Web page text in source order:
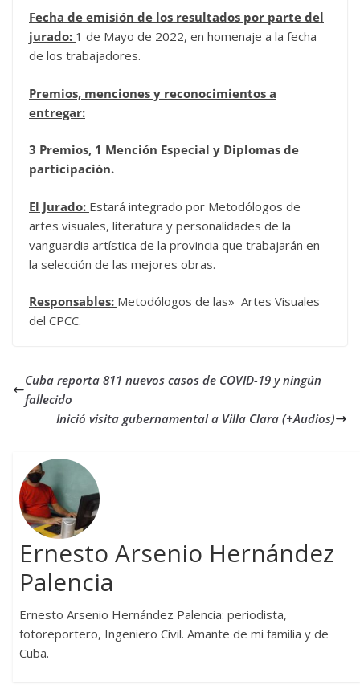
Fecha de emisión de los resultados por parte del
jurado: 1 de Mayo de 2022, en homenaje a la fecha
de los trabajadores.
Premios, menciones y reconocimientos a
entregar:
3 Premios, 1 Mención Especial y Diplomas de
participación.
El Jurado: Estará integrado por Metodólogos de
artes visuales, literatura y personalidades de la
vanguardia artística de la provincia que trabajarán en
la selección de las mejores obras.
Responsables: Metodólogos de las» Artes Visuales
del CPCC.
Cuba reporta 811 nuevos casos de COVID-19 y ningún
fallecido
Inició visita gubernamental a Villa Clara (+Audios)
Ernesto Arsenio Hernández
Palencia
Ernesto Arsenio Hernández Palencia: periodista,
fotoreportero, Ingeniero Civil. Amante de mi familia y de
Cuba.